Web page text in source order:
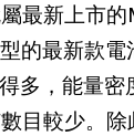
最新上市的
型的最新款電
多，能量密
目較少。除